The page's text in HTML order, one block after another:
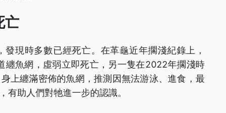
亡
現時多數已經死亡。在革龜近年擱淺紀錄上，
纏魚網，虛弱立即死亡，另一隻在2022年擱淺時
上纏滿密佈的魚網，推測因無法游泳、進食，最
有助人們對牠進一步的認識。